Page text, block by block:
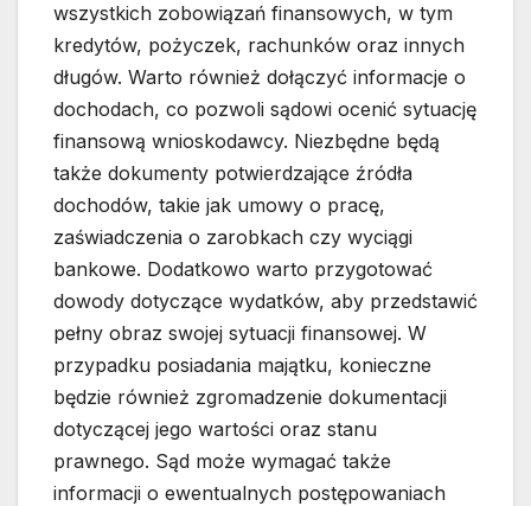
wszystkich zobowiązań finansowych, w tym
kredytów, pożyczek, rachunków oraz innych
długów. Warto również dołączyć informacje o
dochodach, co pozwoli sądowi ocenić sytuację
finansową wnioskodawcy. Niezbędne będą
także dokumenty potwierdzające źródła
dochodów, takie jak umowy o pracę,
zaświadczenia o zarobkach czy wyciągi
bankowe. Dodatkowo warto przygotować
dowody dotyczące wydatków, aby przedstawić
pełny obraz swojej sytuacji finansowej. W
przypadku posiadania majątku, konieczne
będzie również zgromadzenie dokumentacji
dotyczącej jego wartości oraz stanu
prawnego. Sąd może wymagać także
informacji o ewentualnych postępowaniach